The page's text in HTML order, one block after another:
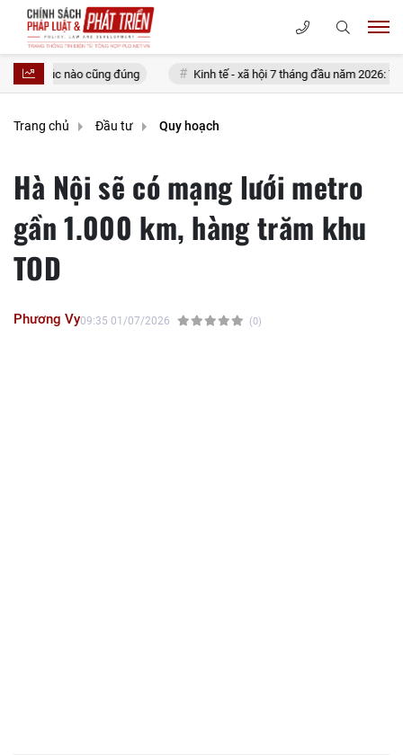
đúng Kinh tế - xã hội 7 tháng đầu năm 2026: Thu ngân sách vượt
Trang chủ Đầu tư Quy hoạch
Hà Nội sẽ có mạng lưới metro
gần 1.000 km, hàng trăm khu
TOD
Phương Vy09:35 01/07/2026 (0)